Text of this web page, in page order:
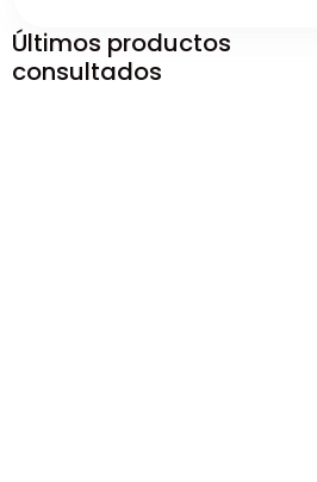
Últimos productos
consultados